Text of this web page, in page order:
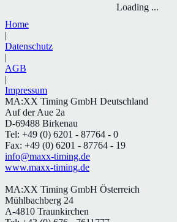
Loading ...
Home
|
Datenschutz
|
AGB
|
Impressum
MA:XX Timing GmbH Deutschland
Auf der Aue 2a
D-69488 Birkenau
Tel: +49 (0) 6201 - 87764 - 0
Fax: +49 (0) 6201 - 87764 - 19
info@maxx-timing.de
www.maxx-timing.de
MA:XX Timing GmbH Österreich
Mühlbachberg 24
A-4810 Traunkirchen